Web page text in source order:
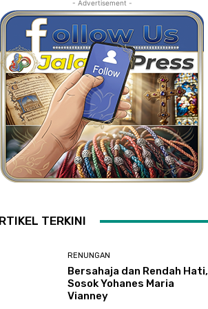
- Advertisement -
TERKINI
RENUNGAN
Bersahaja dan Rendah Hati,
Sosok Yohanes Maria
Vianney